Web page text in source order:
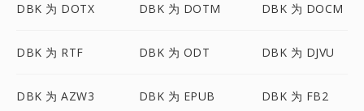
DBK 为 DOTX DBK 为 DOTM DBK 为 DOCM
DBK 为 RTF DBK 为 ODT DBK 为 DJVU
DBK 为 AZW3 DBK 为 EPUB DBK 为 FB2